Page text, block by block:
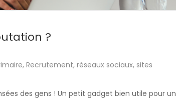
?
, Recrutement, réseaux sociaux, sites
des gens ! Un petit gadget bien utile pour un